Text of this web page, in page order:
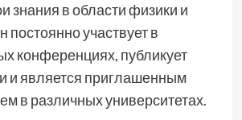
знания в области физики и
постоянно участвует в
конференциях, публикует
и является приглашенным
в различных университетах.